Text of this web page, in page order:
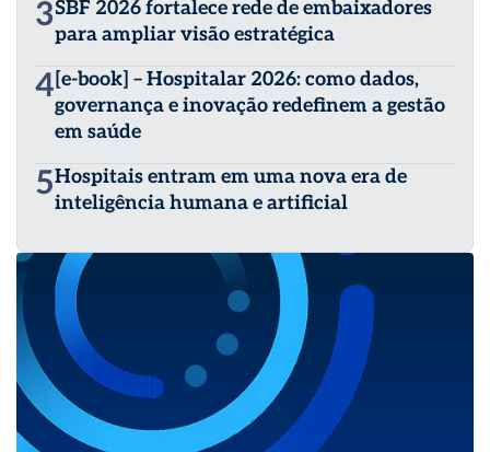
3SBF 2026 fortalece rede de embaixadores
para ampliar visão estratégica
4[e-book] – Hospitalar 2026: como dados,
governança e inovação redefinem a gestão
em saúde
5Hospitais entram em uma nova era de
inteligência humana e artificial